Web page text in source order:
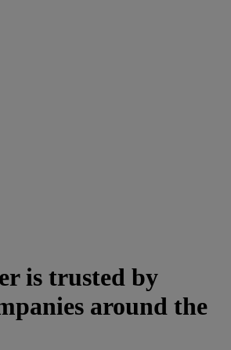
is trusted by
around the